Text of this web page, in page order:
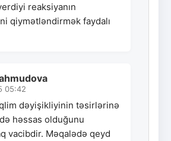
reaksiyanın
qiymətləndirmək faydalı
05:42
dəyişikliyinin təsirlərinə
həssas olduğunu
vacibdir. Məqalədə qeyd